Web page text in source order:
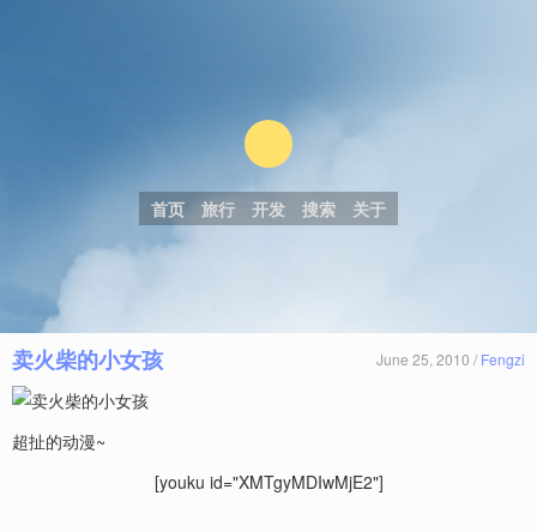
首页 旅行 开发 搜索 关于
卖火柴的小女孩 June 25, 2010 / Fengzi
超扯的动漫~
[youku id="XMTgyMDIwMjE2"]